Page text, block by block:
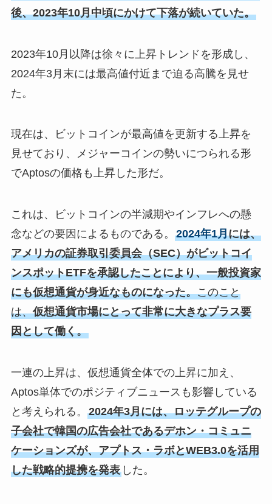
後、2023年10月中頃にかけて下落が続いていた。
2023年10月以降は徐々に上昇トレンドを形成し、
2024年3月末には最高値付近まで迫る高騰を見せ
た。
現在は、ビットコインが最高値を更新する上昇を
見せており、メジャーコインの勢いにつられる形
でAptosの価格も上昇した形だ。
これは、ビットコインの半減期やインフレへの懸
念などの要因によるものである。 2024年1月には、
アメリカの証券取引委員会（SEC）がビットコイ
ンスポットETFを承認したことにより、一般投資家
にも仮想通貨が身近なものになった。このこと
は、仮想通貨市場にとって非常に大きなプラス要
因として働く。
一連の上昇は、仮想通貨全体での上昇に加え、
Aptos単体でのポジティブニュースも影響している
と考えられる。 2024年3月には、ロッテグループの
子会社で韓国の広告会社であるデホン・コミュニ
ケーションズが、アプトス・ラボとWEB3.0を活用
した戦略的提携を発表した。